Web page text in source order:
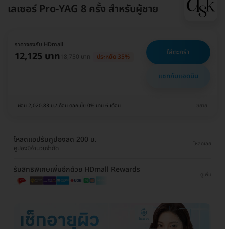
เลเซอร์ Pro-YAG 8 ครั้ง สำหรับผู้ชาย
ราคาจองกับ HDmall
12,125 บาท18,750 บาท ประหยัด 35% ใส่ตะกร้า
แชทกับแอดมิน
ผ่อน 2,020.83 บ./เดือน ดอกเบี้ย 0% นาน 6 เดือน ขยาย
โหลดแอปรับคูปองลด 200 บ.
คูปองมีจำนวนจำกัด
โหลดเลย
รับสิทธิพิเศษเพิ่มอีกด้วย HDmall Rewards
ดูเพิ่ม